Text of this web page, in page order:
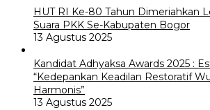
HUT RI Ke-80 Tahun Dimeriahkan
Suara PKK Se-Kabupaten Bogor
13 Agustus 2025
Kandidat Adhyaksa Awards 2025 :
“Kedepankan Keadilan Restoratif
Harmonis”
13 Agustus 2025